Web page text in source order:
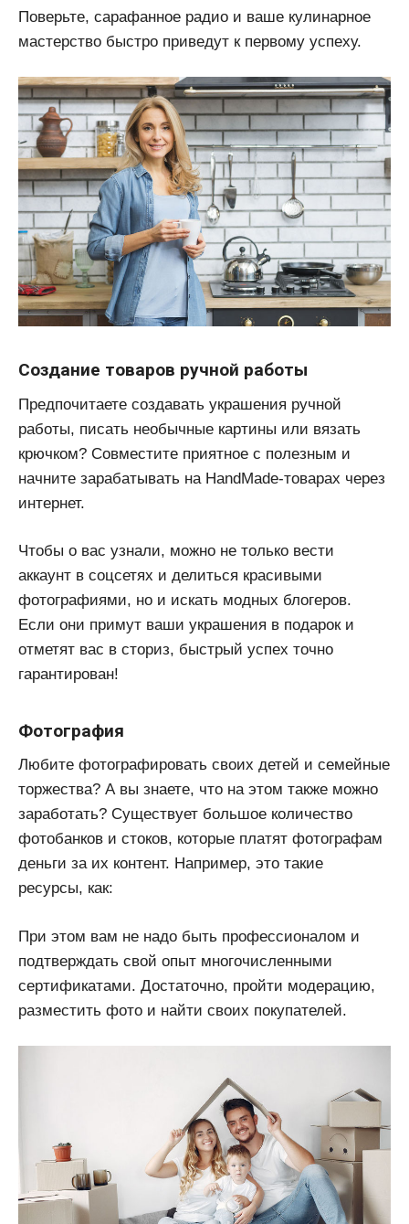
Поверьте, сарафанное радио и ваше кулинарное
мастерство быстро приведут к первому успеху.
Создание товаров ручной работы
Предпочитаете создавать украшения ручной
работы, писать необычные картины или вязать
крючком? Совместите приятное с полезным и
начните зарабатывать на HandMade-товарах через
интернет.
Чтобы о вас узнали, можно не только вести
аккаунт в соцсетях и делиться красивыми
фотографиями, но и искать модных блогеров.
Если они примут ваши украшения в подарок и
отметят вас в сториз, быстрый успех точно
гарантирован!
Фотография
Любите фотографировать своих детей и семейные
торжества? А вы знаете, что на этом также можно
заработать? Существует большое количество
фотобанков и стоков, которые платят фотографам
деньги за их контент. Например, это такие
ресурсы, как:
При этом вам не надо быть профессионалом и
подтверждать свой опыт многочисленными
сертификатами. Достаточно, пройти модерацию,
разместить фото и найти своих покупателей.